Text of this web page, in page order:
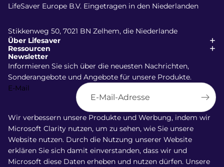
LifeSaver Europe B.V. Eingetragen in den Niederlanden
Stikkenweg 50, 7021 BN Zelhem, die Niederlande
Über Lifesaver
Ressourcen
Newsletter
Informieren Sie sich über die neuesten Nachrichten,
Sonderangebote und Angebote für unsere Produkte.
E-Mail
Wir verbessern unsere Produkte und Werbung, indem wir
Microsoft Clarity nutzen, um zu sehen, wie Sie unsere
Website nutzen. Durch die Nutzung unserer Website
erklären Sie sich damit einverstanden, dass wir und
Microsoft diese Daten erheben und nutzen dürfen. Unsere
Versand
AGB
Datenschutzerklärung